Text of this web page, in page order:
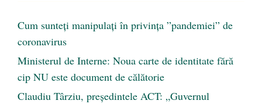
Cum sunteți manipulați în privința ”pandemiei” de
coronavirus
Ministerul de Interne: Noua carte de identitate fără
cip NU este document de călătorie
Claudiu Târziu, președintele ACT: „Guvernul